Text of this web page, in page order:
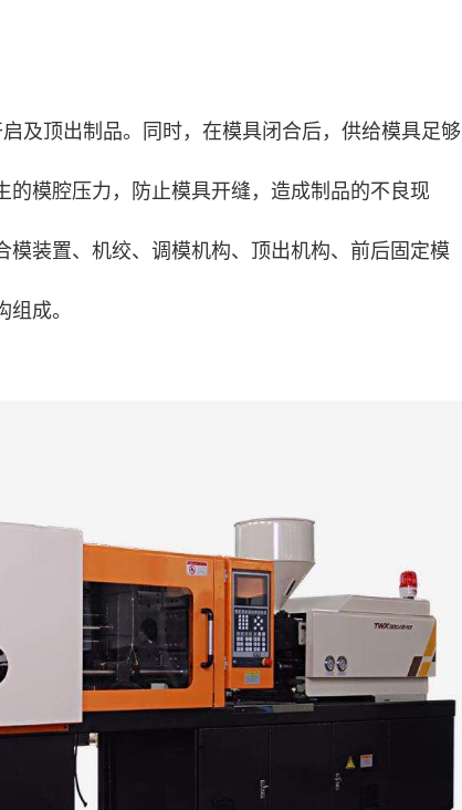
及顶出制品。同时，在模具闭合后，供给模具足够
的模腔压力，防止模具开缝，造成制品的不良现
装置、机绞、调模机构、顶出机构、前后固定模
成。